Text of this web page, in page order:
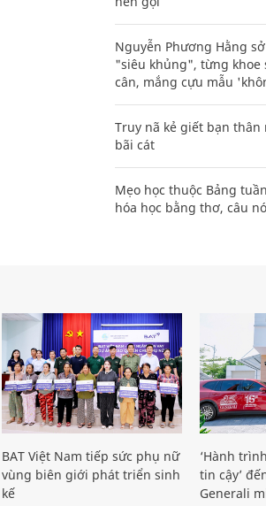
Nguyễn Phương Hằng
"siêu khủng", từng khoe
cân, mắng cựu mẫu
Truy nã kẻ giết bạn
bãi cát
Mẹo học thuộc Bảng
hóa học bằng thơ, câu
BAT Việt Nam tiếp sức phụ nữ
vùng biên giới phát triển sinh
kế
‘Hành
tin cậy’
Generali